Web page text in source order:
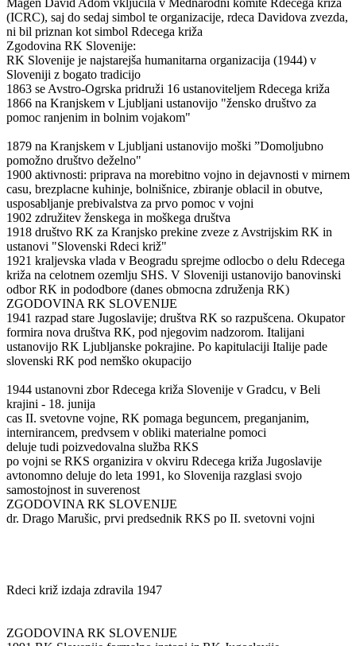
(ICRC), saj do sedaj simbol te organizacije, rdeca Davidova zvezda,
ni bil priznan kot simbol Rdecega križa
Zgodovina RK Slovenije:
RK Slovenije je najstarejša humanitarna organizacija (1944) v
Sloveniji z bogato tradicijo
1863 se Avstro-Ogrska pridruži 16 ustanoviteljem Rdecega križa
1866 na Kranjskem v Ljubljani ustanovijo "žensko društvo za
pomoc ranjenim in bolnim vojakom"
1879 na Kranjskem v Ljubljani ustanovijo moški ”Domoljubno
pomožno društvo deželno"
1900 aktivnosti: priprava na morebitno vojno in dejavnosti v mirnem
casu, brezplacne kuhinje, bolnišnice, zbiranje oblacil in obutve,
usposabljanje prebivalstva za prvo pomoc v vojni
1902 združitev ženskega in moškega društva
1918 društvo RK za Kranjsko prekine zveze z Avstrijskim RK in
ustanovi "Slovenski Rdeci križ"
1921 kraljevska vlada v Beogradu sprejme odlocbo o delu Rdecega
križa na celotnem ozemlju SHS. V Sloveniji ustanovijo banovinski
odbor RK in pododbore (danes obmocna združenja RK)
ZGODOVINA RK SLOVENIJE
1941 razpad stare Jugoslavije; društva RK so razpušcena. Okupator
formira nova društva RK, pod njegovim nadzorom. Italijani
ustanovijo RK Ljubljanske pokrajine. Po kapitulaciji Italije pade
slovenski RK pod nemško okupacijo
1944 ustanovni zbor Rdecega križa Slovenije v Gradcu, v Beli
krajini - 18. junija
cas II. svetovne vojne, RK pomaga beguncem, preganjanim,
internirancem, predvsem v obliki materialne pomoci
deluje tudi poizvedovalna služba RKS
po vojni se RKS organizira v okviru Rdecega križa Jugoslavije
avtonomno deluje do leta 1991, ko Slovenija razglasi svojo
samostojnost in suverenost
ZGODOVINA RK SLOVENIJE
dr. Drago Marušic, prvi predsednik RKS po II. svetovni vojni
Rdeci križ izdaja zdravila 1947
ZGODOVINA RK SLOVENIJE